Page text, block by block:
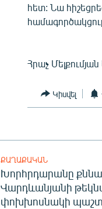
հետ: Նա
Հրաչ
Կիսվել
ՔԱՂԱՔԱԿԱՆ
Խորհրդարանը
Վարդևանյանի
փոխխոսնակի